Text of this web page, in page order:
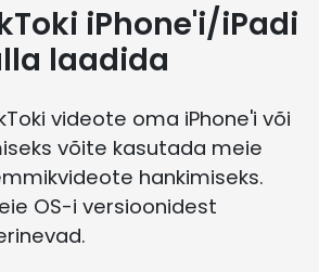
iPhone'i/iPadi
laadida
videote oma iPhone'i või
võite kasutada meie
hankimiseks.
OS-i versioonidest